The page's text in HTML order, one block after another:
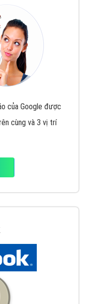
tư vấn chuyên
cho doanh nghiệp
của Google được
cùng và 3 vị trí